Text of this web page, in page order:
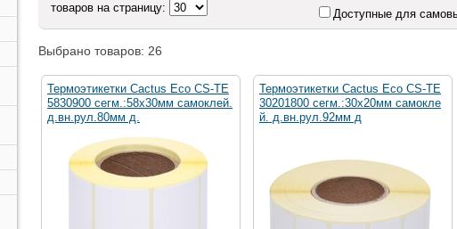
товаров на страницу:
Доступные для
Выбрано товаров: 26
Термоэтикетки Cactus Eco CS-TE
5830900 сегм.:58x30мм самоклей.
д.вн.рул.80мм д.
Термоэтикетки Cactus Eco CS-TE
30201800 сегм.:30x20мм самокле
й. д.вн.рул.92мм д